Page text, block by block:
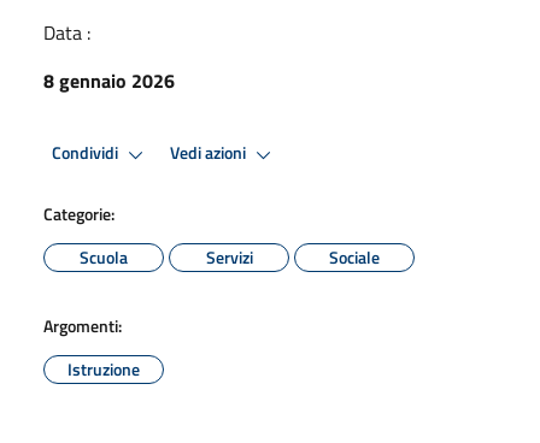
Data :
8 gennaio 2026
Condividi Vedi azioni
Categorie:
Scuola
Servizi Sociale
Argomenti:
Istruzione